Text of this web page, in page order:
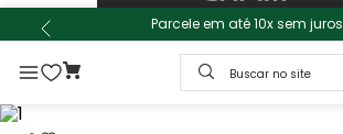
Parcele em até 10x sem juros
Buscar no site